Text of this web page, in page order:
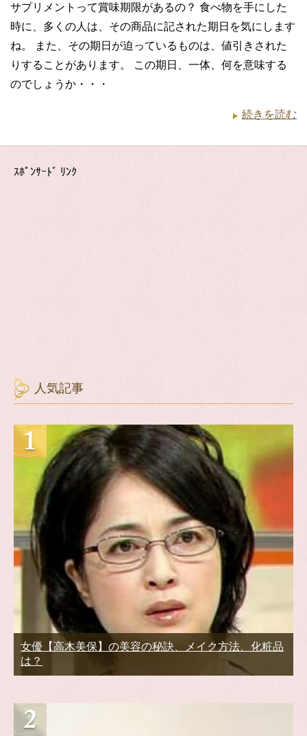
サプリメントって賞味期限があるの？ 食べ物を手にした
時に、多くの人は、その商品に記された期日を気にします
ね。 また、その期日が迫っているものは、値引きされた
りすることがあります。 この期日、一体、何を意味する
のでしょうか・・・
続きを読む
ｽﾎﾟﾝｻｰﾄﾞ ﾘﾝｸ
人気記事
女優【高木美保】の美容の秘訣、メイク方法、化粧品
は？